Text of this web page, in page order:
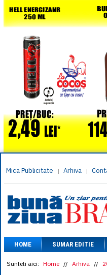
Mica Publicitate | Arhiva |
HOME SUMAR EDITIE
Sunteti aici: Home // Arhiva //